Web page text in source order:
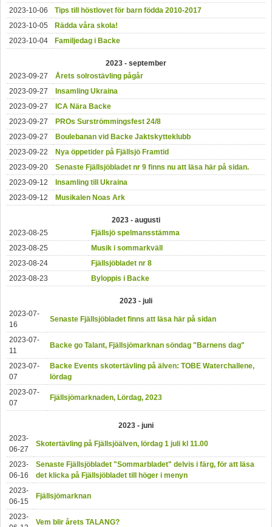
2023-10-06
Tips till höstlovet för barn födda 2010-2017
2023-10-05
Rädda våra skola!
2023-10-04
Familjedag i Backe
2023 - september
2023-09-27
Årets solrostävling pågår
2023-09-27
Insamling Ukraina
2023-09-27
ICA Nära Backe
2023-09-27
PROs Surströmmingsfest 24/8
2023-09-27
Boulebanan vid Backe Jaktskytteklubb
2023-09-22
Nya öppetider på Fjällsjö Framtid
2023-09-20
Senaste Fjällsjöbladet nr 9 finns nu att läsa här på sidan.
2023-09-12
Insamling till Ukraina
2023-09-12
Musikalen Noas Ark
2023 - augusti
2023-08-25
Fjällsjö spelmansstämma
2023-08-25
Musik i sommarkväll
2023-08-24
Fjällsjöbladet nr 8
2023-08-23
Byloppis i Backe
2023 - juli
2023-07-
16
Senaste Fjällsjöbladet finns att läsa här på sidan
2023-07-
11
Backe go Talant, Fjällsjömarknan söndag "Barnens dag"
2023-07-
07
Backe Events skotertävling på älven: TOBE Waterchallene,
lördag
2023-07-
07
Fjällsjömarknaden, Lördag, 2023
2023 - juni
2023-
06-27
Skotertävling på Fjällsjöälven, lördag 1 juli kl 11.00
2023-
06-16
Senaste Fjällsjöbladet "Sommarbladet" delvis i färg, för att läsa
det klicka på Fjällsjöbladet till höger i menyn
2023-
06-15
Fjällsjömarknan
2023-
Vem blir årets TALANG?